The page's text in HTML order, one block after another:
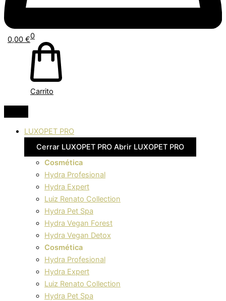
0,00 €0
Carrito
LUXOPET PRO
Cerrar LUXOPET PRO Abrir LUXOPET PRO
Cosmética
Hydra Profesional
Hydra Expert
Luiz Renato Collection
Hydra Pet Spa
Hydra Vegan Forest
Hydra Vegan Detox
Cosmética
Hydra Profesional
Hydra Expert
Luiz Renato Collection
Hydra Pet Spa